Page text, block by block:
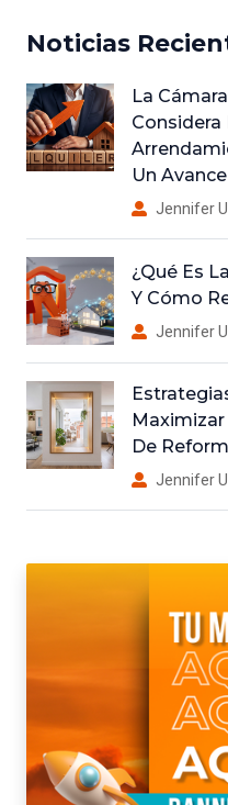
Noticias
La
Considera
Un
Jennifer
¿Qué Es
Y Cómo
Jennifer
Maximizar
De
Jennifer